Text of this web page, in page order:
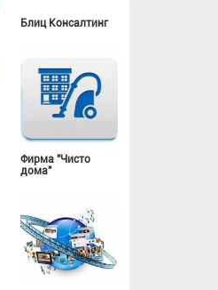
Блиц Консалтинг
Фирма "Чисто
дома"